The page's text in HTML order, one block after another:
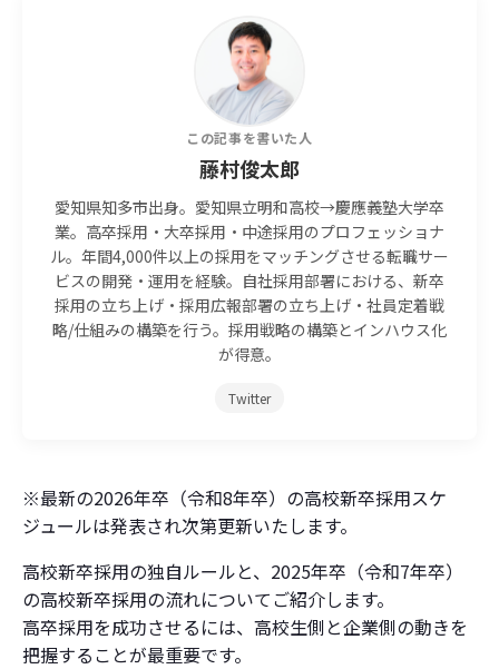
この記事を書いた人
藤村俊太郎
愛知県知多市出身。愛知県立明和高校→慶應義塾大学卒
業。高卒採用・大卒採用・中途採用のプロフェッショナ
ル。年間4,000件以上の採用をマッチングさせる転職サー
ビスの開発・運用を経験。自社採用部署における、新卒
採用の立ち上げ・採用広報部署の立ち上げ・社員定着戦
略/仕組みの構築を行う。採用戦略の構築とインハウス化
が得意。
Twitter
※最新の2026年卒（令和8年卒）の高校新卒採用スケ
ジュールは発表され次第更新いたします。
高校新卒採用の独自ルールと、2025年卒（令和7年卒）
の高校新卒採用の流れについてご紹介します。
高卒採用を成功させるには、高校生側と企業側の動きを
把握することが最重要です。